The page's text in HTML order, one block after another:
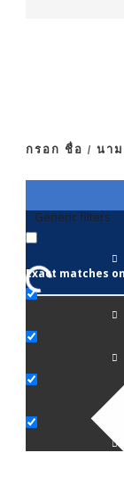
กรอก ชื่อ / นา
Generic filters
Exact matches